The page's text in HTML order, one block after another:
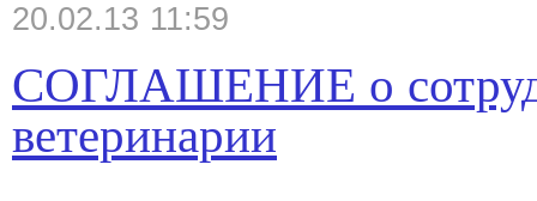
20.02.13 11:59
СОГЛАШЕНИЕ о
ветеринарии